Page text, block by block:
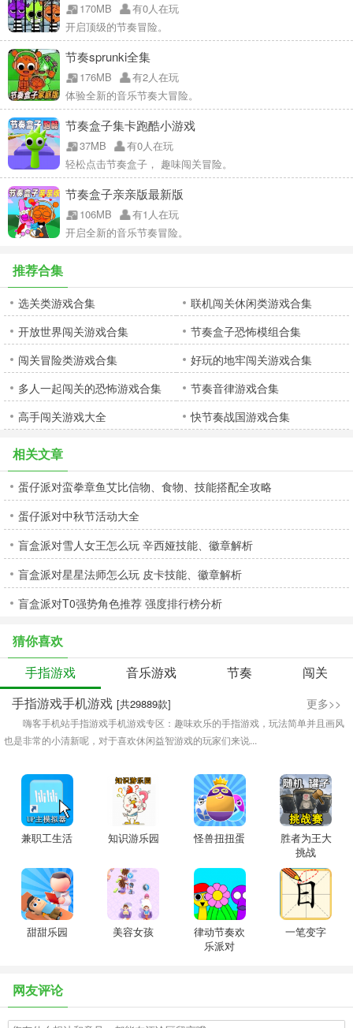
170MB
有0人在玩
开启顶级的节奏冒险。
节奏sprunki全集
176MB
有2人在玩
体验全新的音乐节奏大冒险。
节奏盒子集卡跑酷小游戏
37MB
有0人在玩
轻松点击节奏盒子， 趣味闯关冒险。
节奏盒子亲亲版最新版
106MB
有1人在玩
开启全新的音乐节奏冒险。
推荐合集
选关类游戏合集
联机闯关休闲类游戏合集
开放世界闯关游戏合集
节奏盒子恐怖模组合集
闯关冒险类游戏合集
好玩的地牢闯关游戏合集
多人一起闯关的恐怖游戏合集
节奏音律游戏合集
高手闯关游戏大全
快节奏战国游戏合集
相关文章
蛋仔派对蛮拳章鱼艾比信物、食物、技能搭配全攻略
蛋仔派对中秋节活动大全
盲盒派对雪人女王怎么玩 辛西娅技能、徽章解析
盲盒派对星星法师怎么玩 皮卡技能、徽章解析
盲盒派对T0强势角色推荐 强度排行榜分析
猜你喜欢
手指游戏
音乐游戏 节奏
闯关
手指游戏手机游戏 [共29889款] 更多>>
嗨客手机站手指游戏手机游戏专区：趣味欢乐的手指游戏，玩法简单并且画风
也是非常的小清新呢，对于喜欢休闲益智游戏的玩家们来说...
兼职工生活 知识游乐园 怪兽扭扭蛋
胜者为王大
挑战
甜甜乐园 美容女孩
律动节奏欢
乐派对
一笔变字
网友评论